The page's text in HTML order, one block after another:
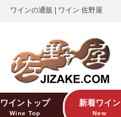
ワインの通販 | ワイン 佐野屋
ワイントップ
Wine Top
新着ワイン
New